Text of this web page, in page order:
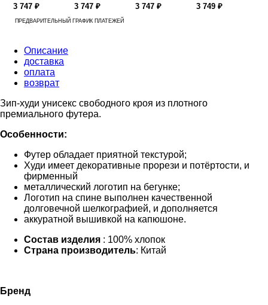
3 747 ₽ 3 747 ₽ 3 747 ₽ 3 749 ₽
ПРЕДВАРИТЕЛЬНЫЙ ГРАФИК ПЛАТЕЖЕЙ
Описание
доставка
оплата
возврат
Зип-худи унисекс свободного кроя из плотного
премиального футера.
Особенности:
Футер обладает приятной текстурой;
Худи имеет декоративные прорези и потёртости, и
фирменный
металлический логотип на бегунке;
Логотип на спине выполнен качественной
долговечной шелкографией, и дополняется
аккуратной вышивкой на капюшоне.
Состав изделия : 100% хлопок
Страна производитель: Китай
Бренд